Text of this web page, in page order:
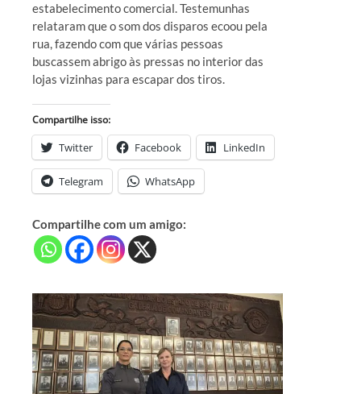
estabelecimento comercial. Testemunhas
relataram que o som dos disparos ecoou pela
rua, fazendo com que várias pessoas
buscassem abrigo às pressas no interior das
lojas vizinhas para escapar dos tiros.
Compartilhe isso:
Twitter Facebook LinkedIn
Telegram WhatsApp
Compartilhe com um amigo: